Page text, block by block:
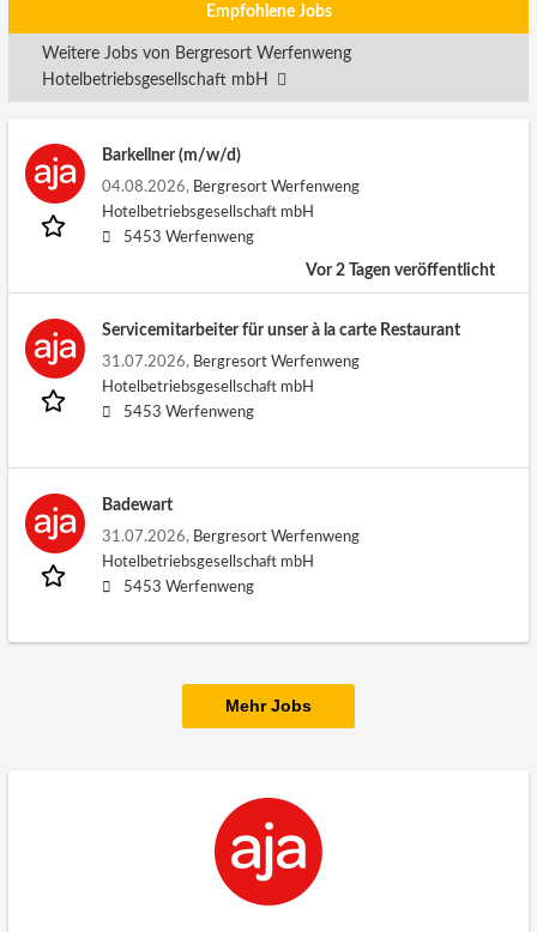
Empfohlene Jobs
Weitere Jobs von Bergresort Werfenweng
Hotelbetriebsgesellschaft mbH
Barkellner (m/w/d)
04.08.2026, Bergresort Werfenweng
Hotelbetriebsgesellschaft mbH
5453 Werfenweng
Vor 2 Tagen veröffentlicht
Servicemitarbeiter für unser à la carte Restaurant
31.07.2026, Bergresort Werfenweng
Hotelbetriebsgesellschaft mbH
5453 Werfenweng
Badewart
31.07.2026, Bergresort Werfenweng
Hotelbetriebsgesellschaft mbH
5453 Werfenweng
Mehr Jobs